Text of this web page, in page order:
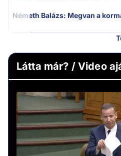
Németh Balázs: Megvan a
Látta már? / Video